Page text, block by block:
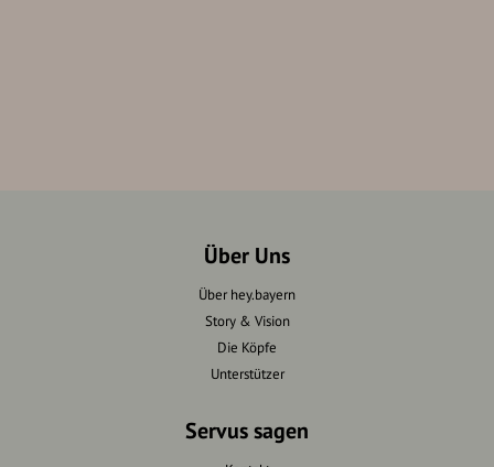
Über Uns
Über hey.bayern
Story & Vision
Die Köpfe
Unterstützer
Servus sagen